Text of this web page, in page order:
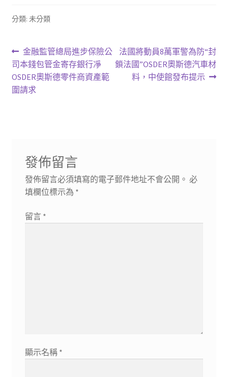
分類: 未分類
文
章
導
上
一
篇
文
金融監管總局進步保險公
司本錢包管金寄存銀行凈
OSDER奧斯德零件商資產範
圍請求
下
一
法國將動員8萬軍警為防“封
鎖法國”OSDER奧斯德汽車材
料，中使館發布提示
發佈留言
發佈留言必須填寫的電子郵件地址不會公開。 必
填欄位標示為 *
留言 *
顯示名稱 *